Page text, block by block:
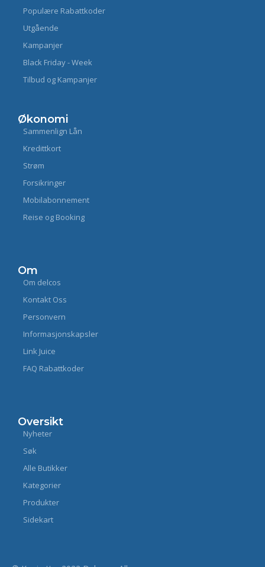
Populære Rabattkoder
Utgående
Kampanjer
Black Friday - Week
Tilbud og Kampanjer
Økonomi
Sammenlign Lån
Kredittkort
Strøm
Forsikringer
Mobilabonnement
Reise og Booking
Om
Om delcos
Kontakt Oss
Personvern
Informasjonskapsler
Link Juice
FAQ Rabattkoder
Oversikt
Nyheter
Søk
Alle Butikker
Kategorier
Produkter
Sidekart